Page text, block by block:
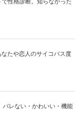
で性格診断。知らなかった
なたや恋人のサイコパス度
バレない・かわいい・機能